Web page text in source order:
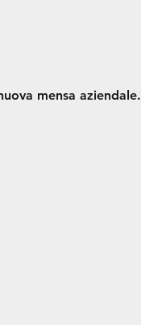
mensa aziendale.